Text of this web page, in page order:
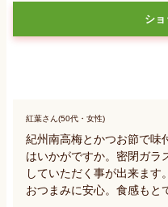
シ
紅葉さん(50代・女性)
紀州南高梅とかつお節で味
はいかがですか。密閉ガラ
していただく事が出来ます
おつまみに安心。食感もと